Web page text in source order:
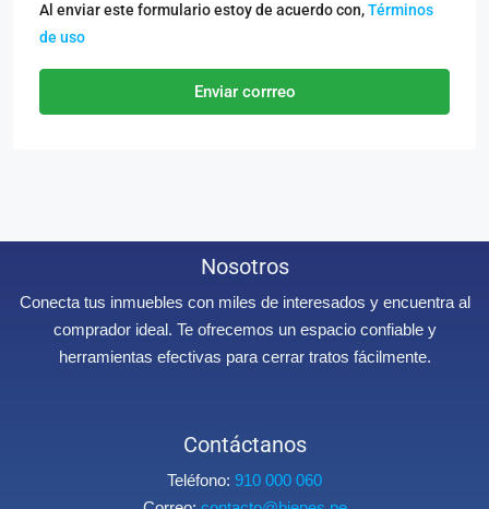
Al enviar este formulario estoy de acuerdo con,Términos
de uso
Enviar corrreo
Nosotros
Conecta tus inmuebles con miles de interesados y encuentra al
comprador ideal. Te ofrecemos un espacio confiable y
herramientas efectivas para cerrar tratos fácilmente.
Contáctanos
Teléfono: 910 000 060